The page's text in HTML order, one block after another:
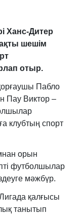
Ханс-Дитер
шешім
отыр.
Пабло
Пау Виктор –
клубтың спорт
орын
футболшылар
мәжбүр.
қалғысы
танытып